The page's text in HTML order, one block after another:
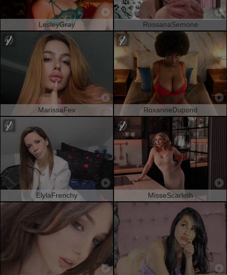
LesleyGray RossanaSemone
MarissaFex RoxanneDupond
ElylaFrenchy MisseScarleth